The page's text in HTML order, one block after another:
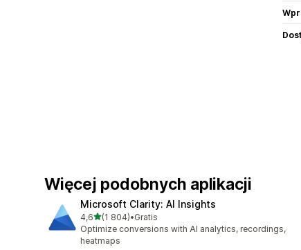
Więcej podobnych aplikacji
Microsoft Clarity: AI Insights
4,6na 5 gwiazdek
(1 804)
Łączna liczba recenzji: 1804
•Gratis
Optimize conversions with AI analytics, recordings,
heatmaps